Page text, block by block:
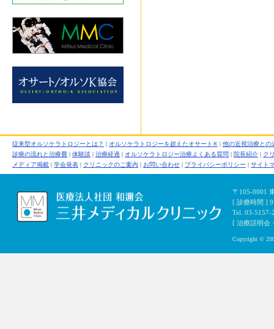
従来型オルソケラトロジーとは？ | オルソケラトロジーを超えたオサート® | 他の近視治療との
診療の流れと治療費 | 体験談 | 治療経過 | オルソケラトロジー治療よくある質問 | 院長紹介 | ク
メディア掲載 | 学会発表 | クリニックのご案内 | お問い合わせ | プライバシーポリシー | サイト
〒105-0001
[ 診療時間 ]
Tel. 03-5157-
[ 治療説明会
Copyright ©